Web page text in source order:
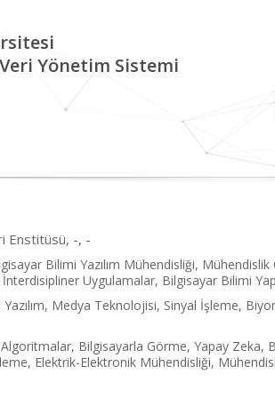
Yönetim Sistemi
Enstitüsü, -, -
Bilimi Yazılım Mühendisliği,
Uygulamalar, Bilgisayar Bilimi
Yazılım, Medya Teknolojisi, Sinyal İşleme,
Algoritmalar, Bilgisayarla Görme, Yapay Zeka,
Elektrik-Elektronik Mühendisliği,